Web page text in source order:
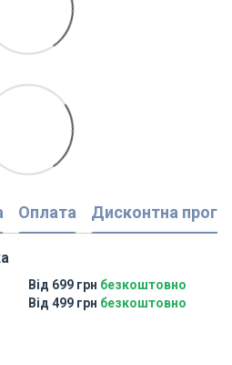
Оплата Дисконтна
Від 699 грн безкоштовно
Від 499 грн безкоштовно